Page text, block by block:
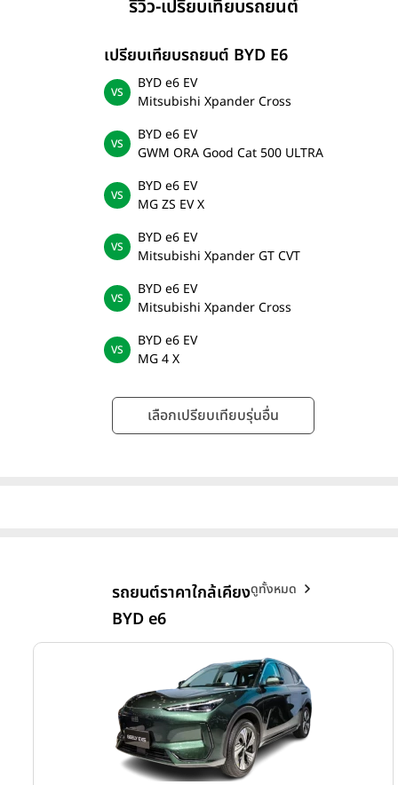
รีวิว-เปรียบเทียบรถยนต์
เปรียบเทียบรถยนต์ BYD E6
BYD e6 EV
Mitsubishi Xpander Cross
BYD e6 EV
GWM ORA Good Cat 500 ULTRA
BYD e6 EV
MG ZS EV X
BYD e6 EV
Mitsubishi Xpander GT CVT
BYD e6 EV
Mitsubishi Xpander Cross
BYD e6 EV
MG 4 X
เลือกเปรียบเทียบรุ่นอื่น
รถยนต์ราคาใกล้เคียง
BYD e6
ดูทั้งหมด